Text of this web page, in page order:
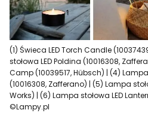
(1) Świeca LED Torch Candle
stołowa LED Poldina (10016308,
Camp (10039517, Hübsch) | (4)
(10016308, Zafferano) | (5) Lampa
Works) | (6) Lampa stołowa LED
©Lampy.pl